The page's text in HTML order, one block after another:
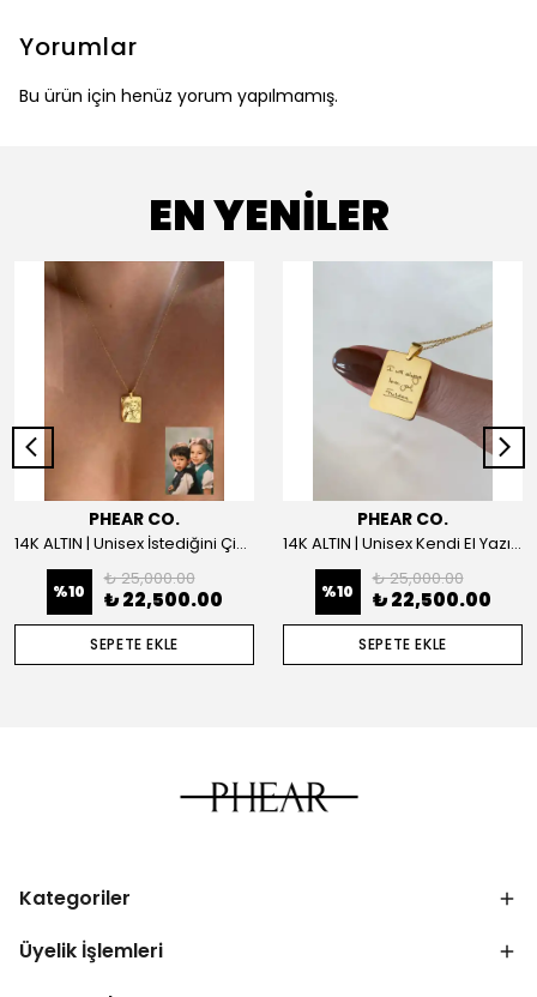
Yorumlar
Bu ürün için henüz yorum yapılmamış.
EN YENİLER
PHEAR CO.
14K ALTIN | Unisex İstediğini Çizdir Kolye
%10
₺ 25,000.00
₺ 22,500.00
SEPETE EKLE
PHEAR CO.
14K ALTIN | Unisex Kendi El Yazın ile İstediğini Yazdır Plaka Kolye
%10
₺ 25,000.00
₺ 22,500.00
SEPETE EKLE
Kategoriler
Üyelik İşlemleri